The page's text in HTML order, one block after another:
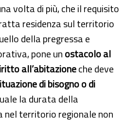
volta di più, che il requisito
residenza sul territorio
della pregressa e
pone unostacolo al
all’abitazioneche deve
di bisogno o di
la durata della
nel territorio regionale non